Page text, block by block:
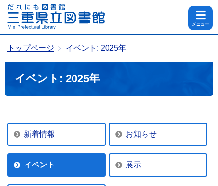
メニュー
トップページ イベント: 2025年
イベント: 2025年
新着情報 お知らせ
イベント 展示